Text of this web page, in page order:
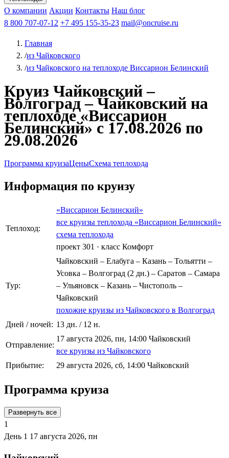
Чебоксарыиз Волгоградаиз Саратова Все города
КазаньВ Нижний НовгородВ ПермьВ Ростов-на-Дону
РыбинскНа СоловкиНа ВалаамПо ОкеПо Енисею
Афанасий Никитин Октябрьская революция
ФединАлександр СвешниковИван
МироновА.С.Попов
О компании Акции Контакты Наш блог
8 800 707-07-12 +7 495 155-35-23 mail@oncruise.ru
Главная
/из Чайковского
/из Чайковского на теплоходе Виссарион Белинский
Круиз Чайковский –
Волгоград – Чайковский на
теплоходе «Виссарион
Белинский» с 17.08.2026 по
29.08.2026
Программа круизаЦеныСхема теплохода
Информация по круизу
Теплоход:
«Виссарион Белинский»
все круизы теплохода «Виссарион Белинский»
схема теплохода
проект 301 · класс Комфорт
Тур:
Чайковский – Елабуга – Казань – Тольятти –
Усовка – Волгоград (2 дн.) – Саратов – Самара
– Ульяновск – Казань – Чистополь –
Чайковский
похожие круизы из Чайковского в Волгоград
Дней / ночей: 13 дн. / 12 н.
Отправление:
17 августа 2026, пн, 14:00 Чайковский
все круизы из Чайковского
Прибытие:
29 августа 2026, сб, 14:00 Чайковский
Программа круиза
Развернуть все
1
День 1 17 августа 2026, пн